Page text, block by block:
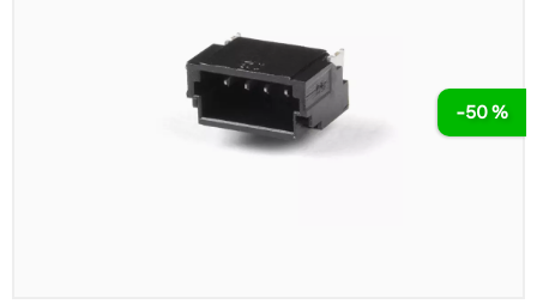
-50 %